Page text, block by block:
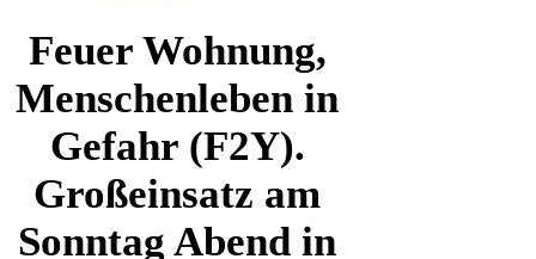
Feuer Wohnung,
Menschenleben in
Gefahr (F2Y).
Großeinsatz am
Sonntag Abend in